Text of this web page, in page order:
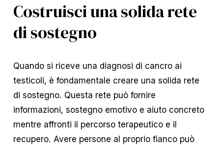
Costruisci una solida rete
di sostegno
Quando si riceve una diagnosi di cancro ai
testicoli, è fondamentale creare una solida rete
di sostegno. Questa rete può fornire
informazioni, sostegno emotivo e aiuto concreto
mentre affronti il percorso terapeutico e il
recupero. Avere persone al proprio fianco può